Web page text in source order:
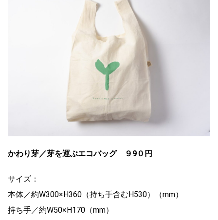
かわり芽／芽を運ぶエコバッグ ９9０円
サイズ：
本体／約W300×H360（持ち手含むH530）（mm）
持ち手／約W50×H170（mm）